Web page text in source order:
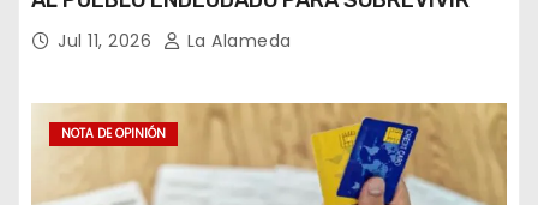
Jul 11, 2026 La Alameda
NOTA DE OPINIÓN